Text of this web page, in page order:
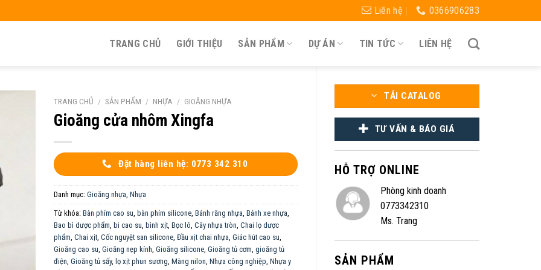
Liên hệ 0366906283
TRANG CHỦ GIỚI THIỆU SẢN PHẨM DỰ ÁN TIN TỨC LIÊN HỆ
TẢI CATALOG
TƯ VẤN & BÁO GIÁ
HỖ TRỢ ONLINE
Phòng kinh doanh
0773342310
Ms. Trang
SẢN PHẨM
TRANG CHỦ / SẢN PHẨM / NHỰA / GIOĂNG NHỰA
Gioăng cửa nhôm Xingfa
Đặt hàng liên hệ: 0773 342 310
Danh mục: Gioăng nhựa, Nhựa
Từ khóa: Bàn phím cao su, bàn phím silicone, Bánh răng nhựa, Bánh xe nhựa,
Bao bì dược phẩm, bi cao su, bình xịt, Bọc lô, Cây nhựa tròn, Chai lọ dược
phẩm, Chai xịt, Cốc nguyệt san silicone, Đầu xịt chai nhựa, Giác hút cao su,
Gioăng cao su, Gioăng nẹp kính, Gioăng silicone, Gioăng tủ cơm, gioăng tủ
điện, Gioăng tủ sấy, lọ xịt phun sương, Màng nilon, Nhựa công nghiệp, Nhựa y